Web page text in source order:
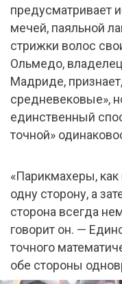
предусматривает
мечей, паяльной
стрижки волос
Ольмедо,
Мадриде,
средневековые»,
единственный
точной»
«Парикмахеры,
одну сторону, а
сторона всегда
говорит он. —
точного
обе стороны